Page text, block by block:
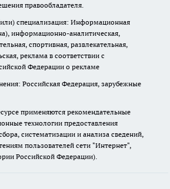
правообладателя.
специализация: Информационная
информационно-аналитическая,
спортивная, развлекательная,
реклама в соответствии с
Федерации о рекламе
Российская Федерация, зарубежные
применяются рекомендательные
технологии предоставления
систематизации и анализа сведений,
пользователей сети "Интернет",
Российской Федерации).